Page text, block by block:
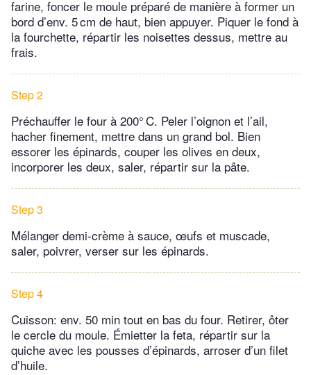
farine, foncer le moule préparé de manière à former un
bord d’env. 5 cm de haut, bien appuyer. Piquer le fond à
la fourchette, répartir les noisettes dessus, mettre au
frais.
Step 2
Préchauffer le four à 200° C. Peler l’oignon et l’ail,
hacher finement, mettre dans un grand bol. Bien
essorer les épinards, couper les olives en deux,
incorporer les deux, saler, répartir sur la pâte.
Step 3
Mélanger demi-crème à sauce, œufs et muscade,
saler, poivrer, verser sur les épinards.
Step 4
Cuisson: env. 50 min tout en bas du four. Retirer, ôter
le cercle du moule. Émietter la feta, répartir sur la
quiche avec les pousses d’épinards, arroser d’un filet
d’huile.